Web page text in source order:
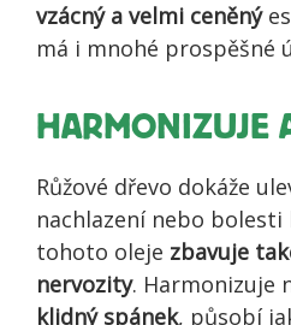
vzácný a velmi ceněný
má i mnohé prospěšné
HARMONIZUJE
Růžové dřevo dokáže
nachlazení nebo bolesti
tohoto oleje zbavuje
nervozity. Harmonizuje
klidný spánek, působí